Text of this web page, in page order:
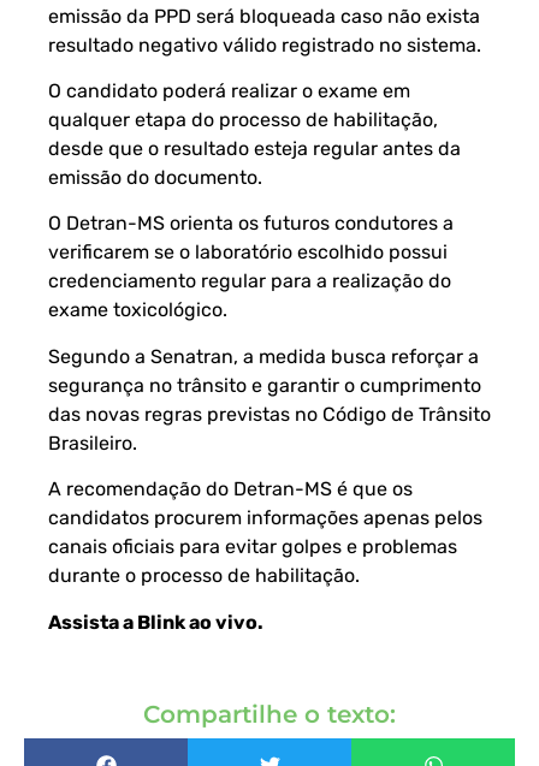
emissão da PPD será bloqueada caso não exista
resultado negativo válido registrado no sistema.
O candidato poderá realizar o exame em
qualquer etapa do processo de habilitação,
desde que o resultado esteja regular antes da
emissão do documento.
O Detran-MS orienta os futuros condutores a
verificarem se o laboratório escolhido possui
credenciamento regular para a realização do
exame toxicológico.
Segundo a Senatran, a medida busca reforçar a
segurança no trânsito e garantir o cumprimento
das novas regras previstas no Código de Trânsito
Brasileiro.
A recomendação do Detran-MS é que os
candidatos procurem informações apenas pelos
canais oficiais para evitar golpes e problemas
durante o processo de habilitação.
Assista a Blink ao vivo.
Compartilhe o texto: